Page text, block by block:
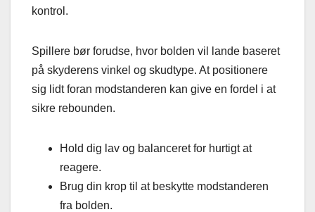
kontrol.
Spillere bør forudse, hvor bolden vil lande baseret
på skyderens vinkel og skudtype. At positionere
sig lidt foran modstanderen kan give en fordel i at
sikre rebounden.
Hold dig lav og balanceret for hurtigt at
reagere.
Brug din krop til at beskytte modstanderen
fra bolden.